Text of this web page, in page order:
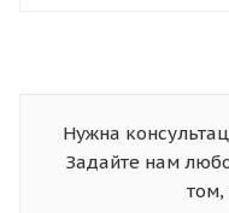
Нужна
Задайте нам
том,